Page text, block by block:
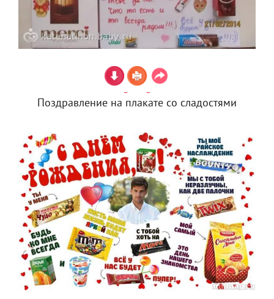
Поздравление на плакате со сладостями